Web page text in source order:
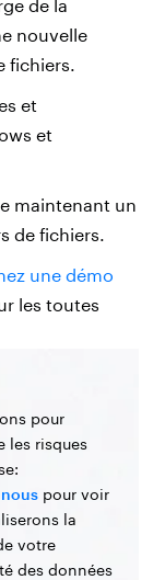
de la
nouvelle
fichiers.
et
et
maintenant un
de fichiers.
une démo
les toutes
pour
les risques
pour voir
la
votre
des données